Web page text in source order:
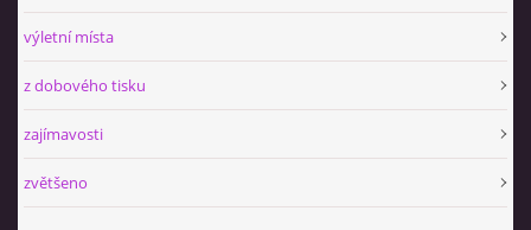
výletní místa
z dobového tisku
zajímavosti
zvětšeno